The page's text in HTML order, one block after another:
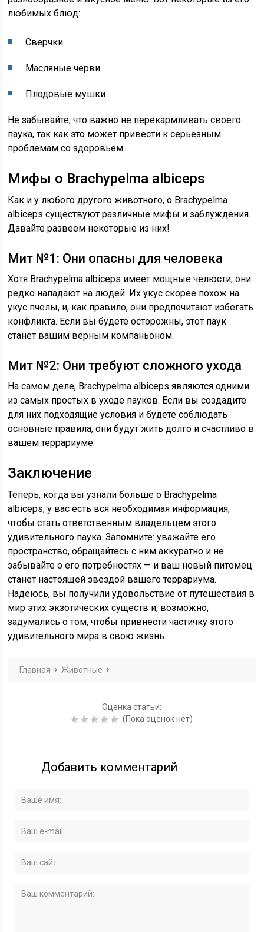
любимых блюд:
Сверчки
Масляные черви
Плодовые мушки
Не забывайте, что важно не перекармливать своего
паука, так как это может привести к серьезным
проблемам со здоровьем.
Мифы о Brachypelma albiceps
Как и у любого другого животного, о Brachypelma
albiceps существуют различные мифы и заблуждения.
Давайте развеем некоторые из них!
Мит №1: Они опасны для человека
Хотя Brachypelma albiceps имеет мощные челюсти, они
редко нападают на людей. Их укус скорее похож на
укус пчелы, и, как правило, они предпочитают избегать
конфликта. Если вы будете осторожны, этот паук
станет вашим верным компаньоном.
Мит №2: Они требуют сложного ухода
На самом деле, Brachypelma albiceps являются одними
из самых простых в уходе пауков. Если вы создадите
для них подходящие условия и будете соблюдать
основные правила, они будут жить долго и счастливо в
вашем террариуме.
Заключение
Теперь, когда вы узнали больше о Brachypelma
albiceps, у вас есть вся необходимая информация,
чтобы стать ответственным владельцем этого
удивительного паука. Запомните: уважайте его
пространство, обращайтесь с ним аккуратно и не
забывайте о его потребностях — и ваш новый питомец
станет настоящей звездой вашего террариума.
Надеюсь, вы получили удовольствие от путешествия в
мир этих экзотических существ и, возможно,
задумались о том, чтобы привнести частичку этого
удивительного мира в свою жизнь.
Главная Животные
Оценка статьи:
(Пока оценок нет)
Добавить комментарий